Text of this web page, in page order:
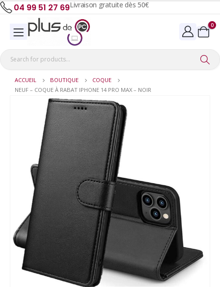
04 99 51 27 69Livraison gratuite dès 50€
0
ACCUEIL BOUTIQUE
COQUE
NEUF – COQUE À RABAT IPHONE 14 PRO MAX – NOIR